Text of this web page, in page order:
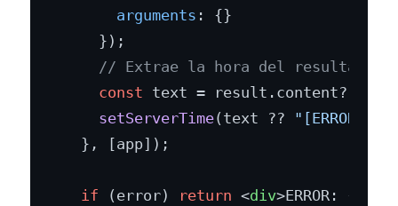
arguments : {}
    });
// Extrae la hora del resultado
const text = result. content?.
setServerTime(text ?? "[ERROR]"
  }, [app]);
if (error) return <div>ERROR: